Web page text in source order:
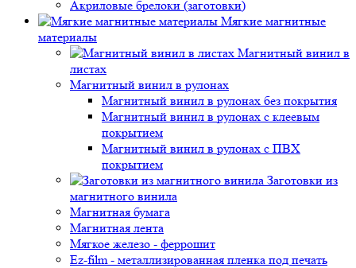
Акриловые брелоки (заготовки)
Мягкие магнитные
материалы
Магнитный винил в
листах
Магнитный винил в рулонах
Магнитный винил в рулонах без покрытия
Магнитный винил в рулонах с клеевым
покрытием
Магнитный винил в рулонах с ПВХ
покрытием
Заготовки из
магнитного винила
Магнитная бумага
Магнитная лента
Мягкое железо - феррошит
Ez-film - металлизированная пленка под печать